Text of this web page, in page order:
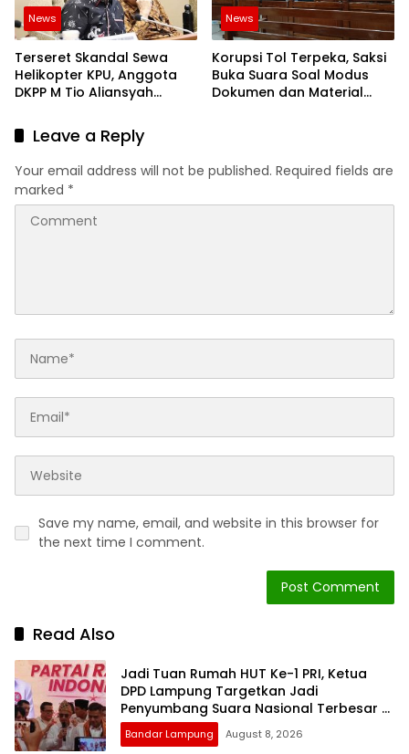
News
Terseret Skandal Sewa
Helikopter KPU, Anggota
DKPP M Tio Aliansyah
Keras dan Pembekuan
Tugas
News
Korupsi Tol Terpeka, Saksi
Buka Suara Soal Modus
Dokumen dan Material
Leave a Reply
Your email address will not be published. Required fields are
marked *
Save my name, email, and website in this browser for
the next time I comment.
Read Also
Jadi Tuan Rumah HUT Ke-1 PRI, Ketua
DPD Lampung Targetkan Jadi
Penyumbang Suara Nasional Terbesar di
Pemilu 2029
Bandar Lampung August 8, 2026